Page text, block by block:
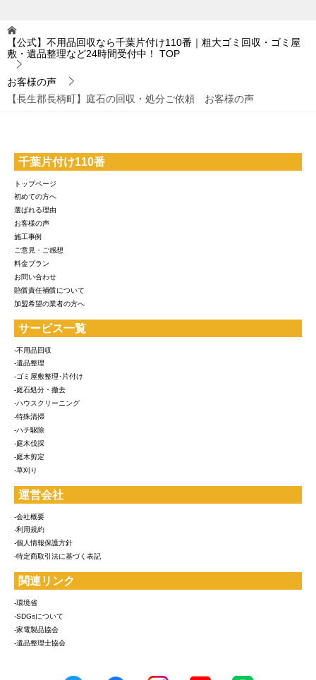
【公式】不用品回収なら千葉片付け110番｜粗大ゴミ回収・ゴミ屋
敷・遺品整理など24時間受付中！
TOP
お客様の声
【長生郡長柄町】庭石の回収・処分ご依頼 お客様の声
千葉片付け110番
トップページ
初めての方へ
選ばれる理由
お客様の声
施工事例
ご意見・ご感想
料金プラン
お問い合わせ
賠償責任補償について
加盟希望の業者の方へ
サービス一覧
-不用品回収
-遺品整理
-ゴミ屋敷整理･片付け
-庭石処分・撤去
-ハウスクリーニング
-特殊清掃
-ハチ駆除
-庭木伐採
-庭木剪定
-草刈り
運営会社
-会社概要
-利用規約
-個人情報保護方針
-特定商取引法に基づく表記
関連リンク
-環境省
-SDGsについて
-家電製品協会
-遺品整理士協会